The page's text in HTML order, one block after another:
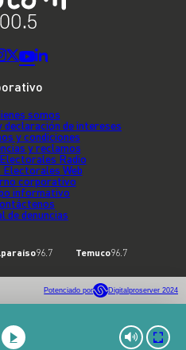
somos
declaración de intereses
y condiciones
y reclamos
Radio
Electorales Web
corporativo
informativo
de denuncias
96.7 Temuco96.7
Potenciado por Digitalproserver 2024